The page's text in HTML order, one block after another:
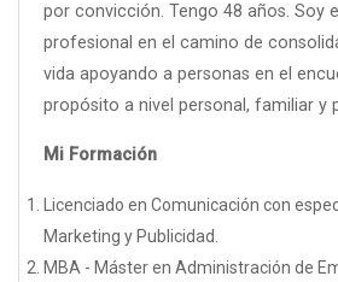
por convicción. Tengo 48 años. Soy
profesional en el camino de
vida apoyando a personas en el
propósito a nivel personal, familiar y
Mi Formación
Licenciado en Comunicación con
Marketing y Publicidad.
MBA - Máster en Administración de